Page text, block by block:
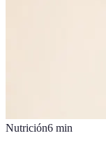
Nutrición6 min